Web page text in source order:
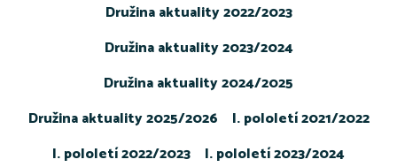
Družina aktuality 2022/2023
Družina aktuality 2023/2024
Družina aktuality 2024/2025
Družina aktuality 2025/2026
I. pololetí 2021/2022
I. pololetí 2022/2023
I. pololetí 2023/2024